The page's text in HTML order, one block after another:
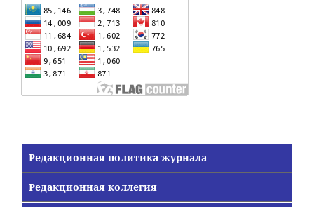
Редакционная политика журнала
Редакционная коллегия